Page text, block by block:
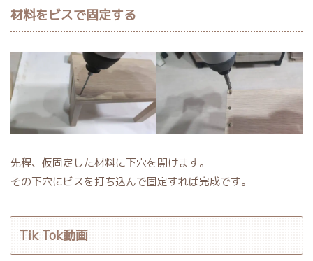
材料をビスで固定する
先程、仮固定した材料に下穴を開けます。
その下穴にビスを打ち込んで固定すれば完成です。
Tik Tok動画